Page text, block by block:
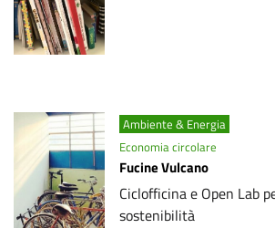
Ambiente & Energia
Economia circolare
Fucine Vulcano
Ciclofficina e Open Lab
sostenibilità